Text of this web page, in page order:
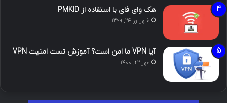
هک وای فای با استفاده از PMKID
شهریور ۲۴, ۱۳۹۹
آیا VPN ما امن است؟ آموزش تست امنیت VPN
مهر ۲۲, ۱۴۰۰